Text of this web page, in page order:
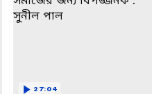
27:04